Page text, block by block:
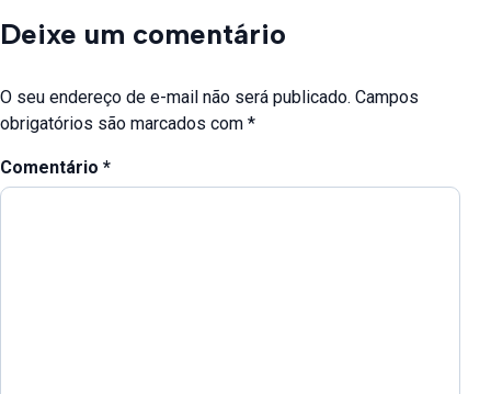
Deixe um comentário
O seu endereço de e-mail não será publicado. Campos
obrigatórios são marcados com *
Comentário *